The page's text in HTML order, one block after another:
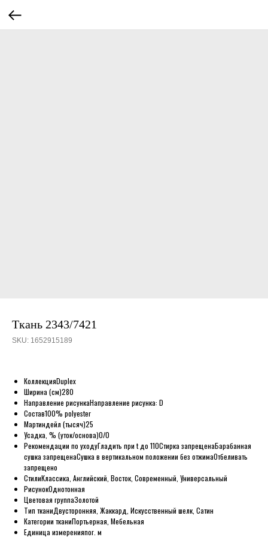
Ткань 2343/7421
SKU: 1652915189
КоллекцияDuplex
Ширина (см)280
Направление рисункаНаправление рисунка: D
Состав100% polyester
Мартиндейл (тысяч)25
Усадка, % (уток/основа)0/0
Рекомендации по уходуГладить при t до 110Стирка запрещенаБарабанная
сушка запрещенаСушка в вертикальном положении без отжимаОтбеливать
запрещено
СтилиКлассика, Английский, Восток, Современный, Универсальный
РисунокОднотонная
Цветовая группаЗолотой
Тип тканиДвусторонняя, Жаккард, Искусственный шелк, Сатин
Категории тканиПортьерная, Мебельная
Единица измеренияпог. м